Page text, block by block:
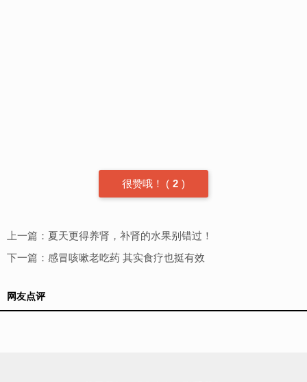
很赞哦！ ( 2 )
上一篇： 夏天更得养肾，补肾的水果别错过！
下一篇： 感冒咳嗽老吃药 其实食疗也挺有效
网友点评